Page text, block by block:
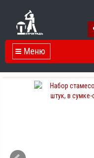
Toggle Navigation
Меню